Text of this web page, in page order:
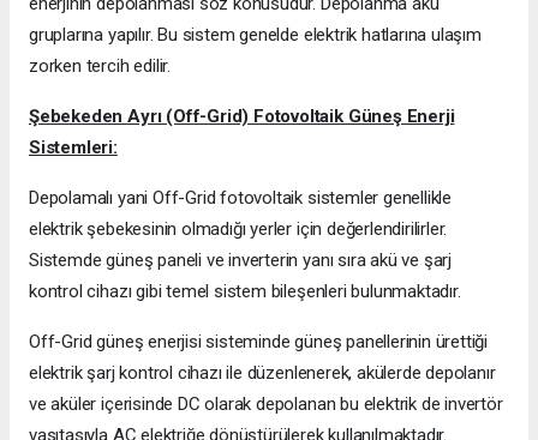
gruplarına yapılır. Bu sistem genelde elektrik hatlarına ulaşım
zorken tercih edilir.
Şebekeden Ayrı (Off-Grid) Fotovoltaik Güneş Enerji
Sistemleri:
Depolamalı yani Off-Grid fotovoltaik sistemler genellikle
elektrik şebekesinin olmadığı yerler için değerlendirilirler.
Sistemde güneş paneli ve inverterin yanı sıra akü ve şarj
kontrol cihazı gibi temel sistem bileşenleri bulunmaktadır.
Off-Grid güneş enerjisi sisteminde güneş panellerinin ürettiği
elektrik şarj kontrol cihazı ile düzenlenerek, akülerde depolanır
ve aküler içerisinde DC olarak depolanan bu elektrik de invertör
vasıtasıyla AC elektriğe dönüştürülerek kullanılmaktadır.